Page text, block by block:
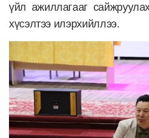
үйл ажиллагааг
хүсэлтээ илэрхийллээ.